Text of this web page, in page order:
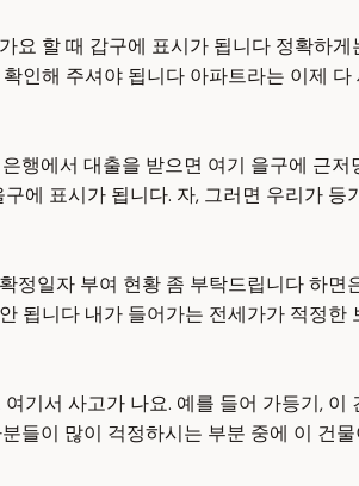
요 할 때 갑구에 표시가 됩니다 정확하
인해 주셔야 됩니다 아파트라는 이제 다
행에서 대출을 받으면 여기 을구에 근
에 표시가 됩니다. 자, 그러면 우리가 등
정일자 부여 현황 좀 부탁드립니다 하
됩니다 내가 들어가는 전세가가 적정한
기서 사고가 나요. 예를 들어 가등기,
들이 많이 걱정하시는 부분 중에 이 건